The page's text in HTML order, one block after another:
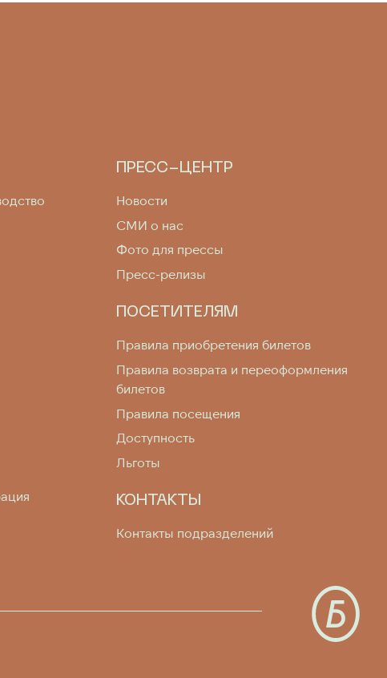
ПРЕСС-ЦЕНТР
Новости
СМИ о нас
Фото для прессы
Пресс-релизы
ПОСЕТИТЕЛЯМ
Правила приобретения билетов
Правила возврата и переоформления
билетов
Правила посещения
Доступность
Льготы
КОНТАКТЫ
Контакты подразделений